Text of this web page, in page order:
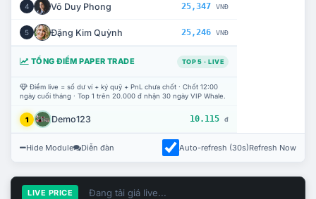
4 Võ Duy Phong 25,347 VNĐ
5 Đặng Kim Quỳnh 25,246 VNĐ
TỔNG ĐIỂM PAPER TRADE TOP 5 · LIVE
Điểm live = số dư ví + ký quỹ + PnL chưa chốt · Chốt 12:00
ngày cuối tháng · Top 1 trên 20.000 đ nhận 30 ngày VIP Whale.
1 Demo123 10.115 đ
Hide Module Diễn đàn Auto-refresh (30s)Refresh Now
LIVE PRICE Đang tải giá live...